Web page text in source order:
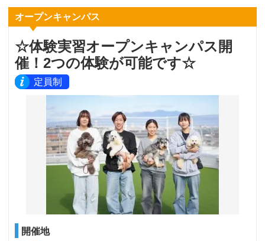
オープンキャンパス
☆体験実習オープンキャンパス開
催！2つの体験が可能です☆
定員制
開催地